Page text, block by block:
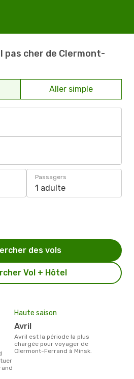
pas cher de Clermont-
Aller simple
Passagers
1 adulte
Vol + Hôtel
des vols
Haute saison
avril
avril est la période la plus
chargée pour voyager de
Clermont-Ferrand à Minsk.